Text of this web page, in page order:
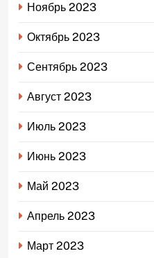
Ноябрь 2023
Октябрь 2023
Сентябрь 2023
Август 2023
Июль 2023
Июнь 2023
Май 2023
Апрель 2023
Март 2023